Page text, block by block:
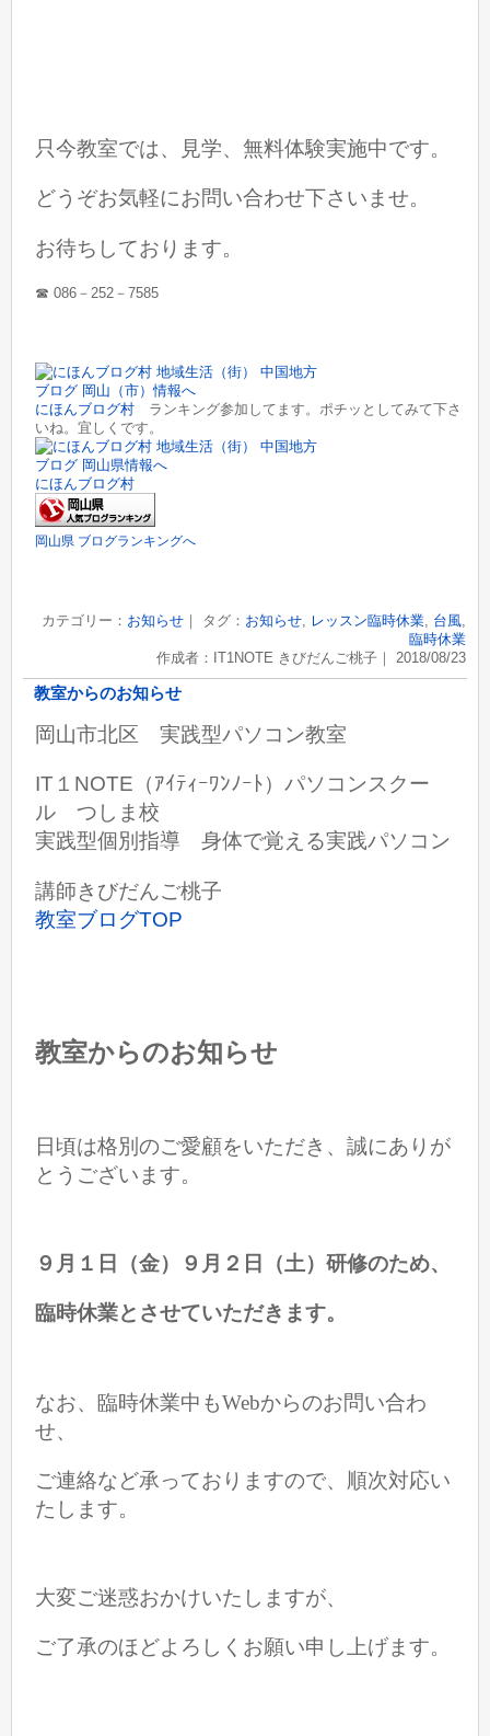
只今教室では、見学、無料体験実施中です。
どうぞお気軽にお問い合わせ下さいませ。
お待ちしております。
☎︎ 086－252－7585
にほんブログ村 ランキング参加してます。ポチッとしてみて下さ
いね。宜しくです。
にほんブログ村
岡山県 ブログランキングへ
カテゴリー： お知らせ｜ タグ： お知らせ, レッスン臨時休業, 台風,
臨時休業
作成者：IT1NOTE きびだんご桃子｜ 2018/08/23
教室からのお知らせ
岡山市北区 実践型パソコン教室
IT１NOTE（ｱｲﾃｨｰﾜﾝﾉｰﾄ）パソコンスクー
ル つしま校
実践型個別指導 身体で覚える実践パソコン
講師きびだんご桃子
教室ブログTOP
教室からのお知らせ
日頃は格別のご愛顧をいただき、誠にありが
とうございます。
９月１日（金）９月２日（土）研修のため、
臨時休業とさせていただきます。
なお、臨時休業中もWebからのお問い合わ
せ、
ご連絡など承っておりますので、 順次対応い
たします。
大変ご迷惑おかけいたしますが、
ご了承のほどよろしくお願い申し上げます。